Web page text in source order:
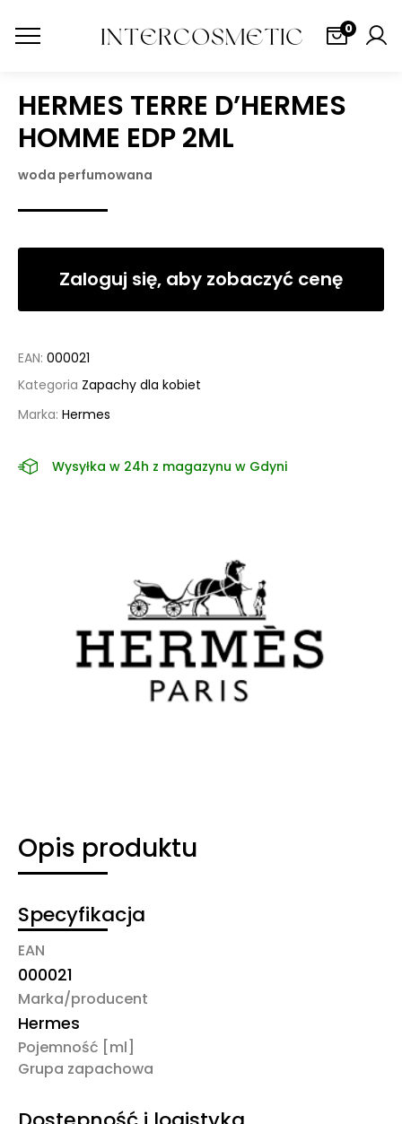
0
Opis produktu
Specyfikacja
EAN
000021
Marka/producent
Hermes
Pojemność [ml]
Grupa zapachowa
HERMES TERRE D’HERMES
HOMME EDP 2ML
woda perfumowana
Zaloguj się, aby zobaczyć cenę
EAN: 000021
Kategoria Zapachy dla kobiet
Marka: Hermes
Wysyłka w 24h z magazynu w Gdyni